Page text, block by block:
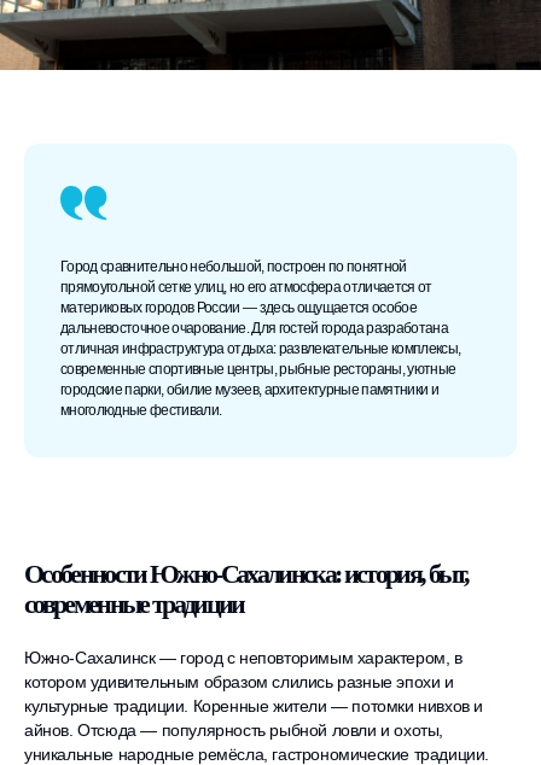
Город сравнительно небольшой, построен по понятной
прямоугольной сетке улиц, но его атмосфера отличается от
материковых городов России — здесь ощущается особое
дальневосточное очарование. Для гостей города разработана
отличная инфраструктура отдыха: развлекательные комплексы,
современные спортивные центры, рыбные рестораны, уютные
городские парки, обилие музеев, архитектурные памятники и
многолюдные фестивали.
Особенности Южно-Сахалинска: история, быт,
современные традиции
Южно-Сахалинск — город с неповторимым характером, в
котором удивительным образом слились разные эпохи и
культурные традиции. Коренные жители — потомки нивхов и
айнов. Отсюда — популярность рыбной ловли и охоты,
уникальные народные ремёсла, гастрономические традиции.